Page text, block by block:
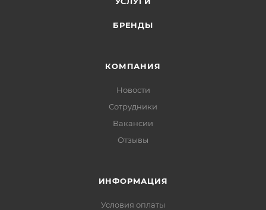
БРЕНДЫ
КОМПАНИЯ
Новости
Сотрудники
Вакансии
Отзывы
ИНФОРМАЦИЯ
Условия оплаты